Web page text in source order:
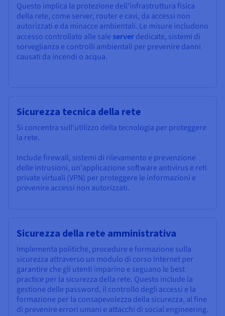
Questo implica la protezione dell'infrastruttura fisica
della rete, come server, router e cavi, da accessi non
autorizzati e da minacce ambientali. Le misure includono
accesso controllato alle sale server dedicate, sistemi di
sorveglianza e controlli ambientali per prevenire danni
causati da incendi o acqua.
Sicurezza tecnica della rete
Si concentra sull'utilizzo della tecnologia per proteggere
la rete.
Include firewall, sistemi di rilevamento e prevenzione
delle intrusioni, un'applicazione software antivirus e reti
private virtuali (VPN) per proteggere le informazioni e
prevenire accessi non autorizzati.
Sicurezza della rete amministrativa
Implementa politiche, procedure e formazione sulla
sicurezza attraverso un modulo di corso Internet per
garantire che gli utenti imparino e seguano le best
practice per la sicurezza della rete. Questo include la
gestione delle password, il controllo degli accessi e la
formazione per la consapevolezza della sicurezza, al fine
di prevenire errori umani e attacchi di social engineering.